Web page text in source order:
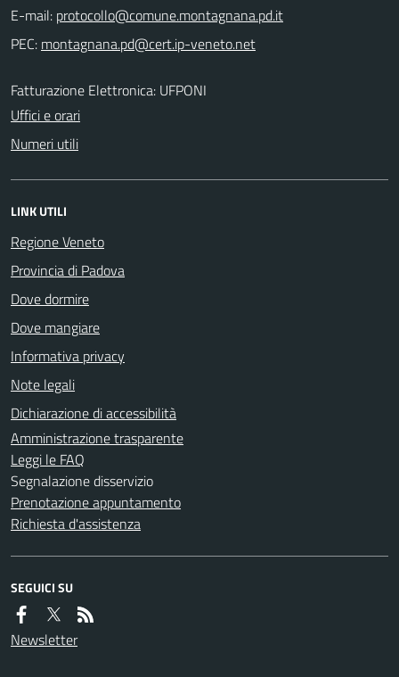
E-mail:
PEC:
Fatturazione Elettronica: UFPONI
Uffici e orari
Numeri utili
LINK UTILI
Regione Veneto
Provincia di Padova
Dove dormire
Dove mangiare
Informativa privacy
Note legali
Dichiarazione di accessibilità
Amministrazione trasparente
Leggi le FAQ
Segnalazione disservizio
Prenotazione appuntamento
Richiesta d'assistenza
SEGUICI SU
Newsletter